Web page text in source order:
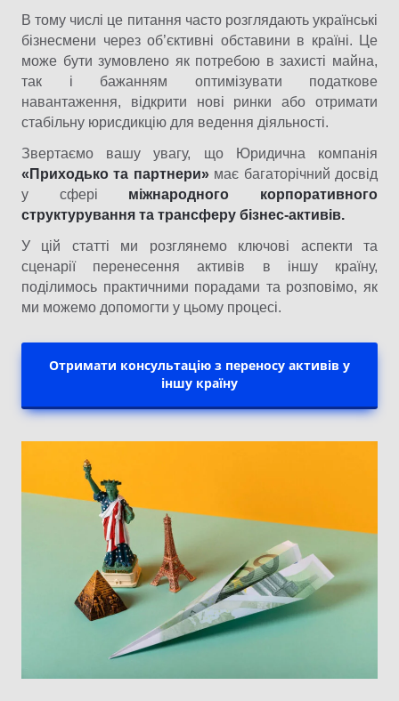
В тому числі це питання часто розглядають українські
бізнесмени через об’єктивні обставини в країні. Це
може бути зумовлено як потребою в захисті майна,
так і бажанням оптимізувати податкове
навантаження, відкрити нові ринки або отримати
стабільну юрисдикцію для ведення діяльності.
Звертаємо вашу увагу, що Юридична компанія
«Приходько та партнери»має багаторічний досвід
у сфері міжнародного корпоративного
структурування та трансферу бізнес-активів.
У цій статті ми розглянемо ключові аспекти та
сценарії перенесення активів в іншу країну,
поділимось практичними порадами та розповімо, як
ми можемо допомогти у цьому процесі.
Отримати консультацію з переносу активів у
іншу країну